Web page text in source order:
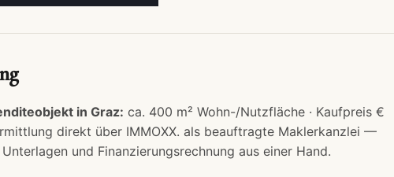
in Graz: ca. 400 m² Wohn-/Nutzfläche · Kaufpreis €
direkt über IMMOXX. als beauftragte Maklerkanzlei —
und Finanzierungsrechnung aus einer Hand.